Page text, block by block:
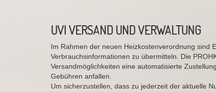
UVI VERSANDUND VERWALTUNG
Im Rahmen der neuen Heizkostenverordnung sind
Verbrauchsinformationen zu übermitteln. Die
Versandmöglichkeiten eine automatisierte
Gebühren anfallen.
Um sicherzustellen, dass zu jederzeit der aktuelle